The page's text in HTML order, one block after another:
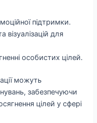
підтримки.
візуалізацій для
особистих цілей.
можуть
забезпечуючи
цілей у сфері